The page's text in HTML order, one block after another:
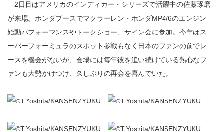
2日目はアメリカのインディカー・シリーズで活躍中の佐藤琢磨
が来場。ホンダブースでマクラーレン・ホンダMP4/6のエンジン
始動パフォーマンスやトークショー、サイン会に参加。今年はス
ーパーフォーミュラのスポット参戦もなく日本のファンの前でレ
ースを機会がないが、会場には毎年彼を追い続けている熱心なフ
ァンも大勢かけつけ、久しぶりの再会を喜んでいた。